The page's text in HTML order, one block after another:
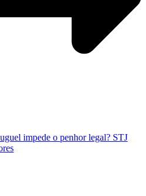
impede o penhor legal? STJ